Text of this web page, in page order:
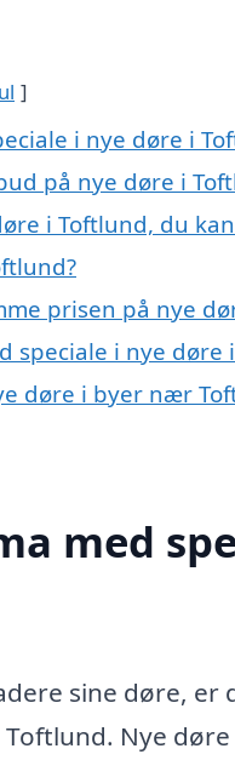
i nye døre i
på nye døre i
i Toftlund, du
prisen på nye
speciale i nye
døre i byer nær
med
sine døre,
Nye